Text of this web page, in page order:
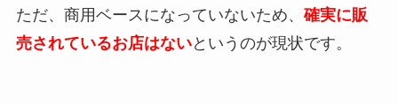
ただ、商用ベースになっていないため、確実に販
売されているお店はないというのが現状です。